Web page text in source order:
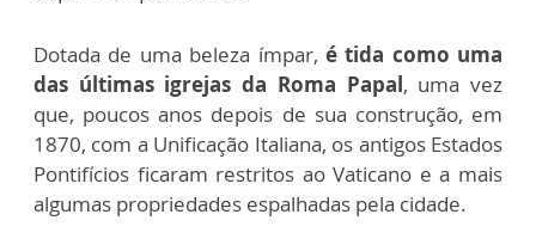
Dotada de uma beleza ímpar, é tida como uma
das últimas igrejas da Roma Papal, uma vez
que, poucos anos depois de sua construção, em
1870, com a Unificação Italiana, os antigos Estados
Pontifícios ficaram restritos ao Vaticano e a mais
algumas propriedades espalhadas pela cidade.